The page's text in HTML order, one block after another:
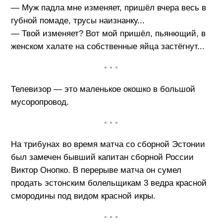
— Муж падла мне изменяет, пришёл вчера весь в
губной помаде, трусы наизнанку...
— Твой изменяет? Вот мой пришёл, пьянющий, в
женском халате на собственные яйца застёгнут...
• • •
Телевизор — это маленькое окошко в большой
мусоропровод.
• • •
На трибунах во время матча со сборной Эстонии
был замечен бывший капитан сборной России
Виктор Онопко. В перерыве матча он сумел
продать эстонским болельщикам 3 ведра красной
смородины под видом красной икры.
• • •